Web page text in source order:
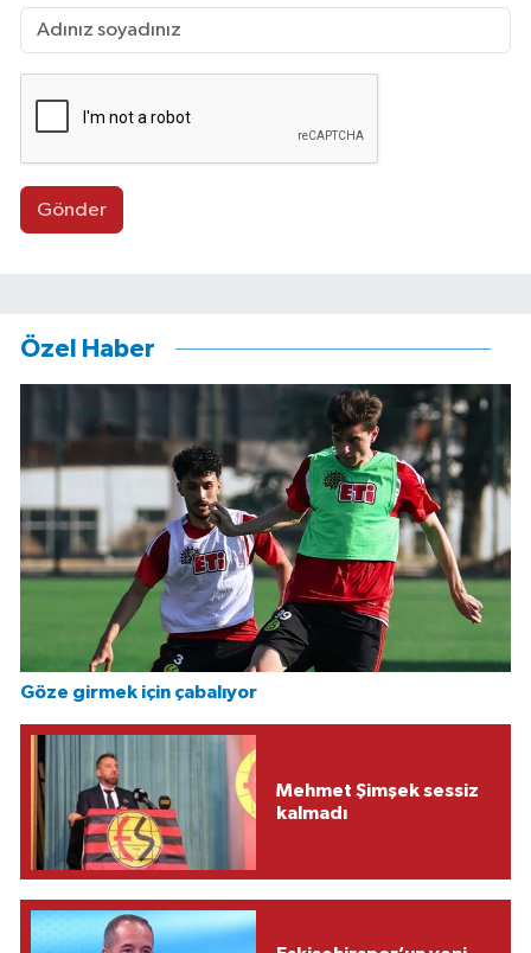
Gönder
Özel Haber
Göze girmek için çabalıyor
Mehmet Şimşek sessiz
kalmadı